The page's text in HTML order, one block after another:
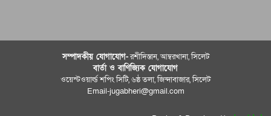
সম্পাদকীয় যােগাযোগ-রশীদিস্তান, আম্বরখানা, সিলেট
বার্তা ও বাণিজ্যিক যোগাযােগ
ওয়েস্টওয়ার্ল্ড শপিং সিটি, ৬ষ্ঠ তলা, জিন্দাবাজার, সিলেট
Email-jugabheri@gmail.com